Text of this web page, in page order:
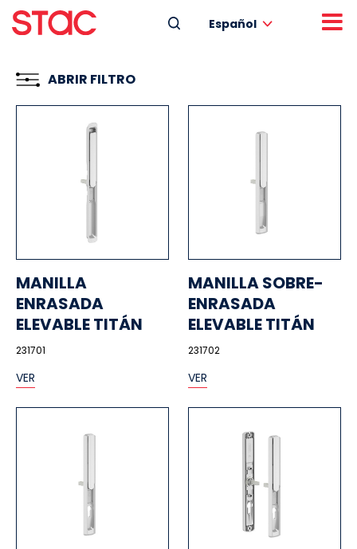
Español
ABRIR FILTRO
MANILLA
ENRASADA
ELEVABLE TITÁN
231701
VER
MANILLA SOBRE-
ENRASADA
ELEVABLE TITÁN
231702
VER